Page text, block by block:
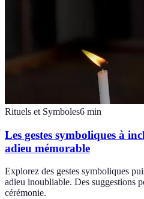
Rituels et Symboles6 min
Les gestes symboliques à
adieu mémorable
Explorez des gestes symboliques
adieu inoubliable. Des suggestions
cérémonie.